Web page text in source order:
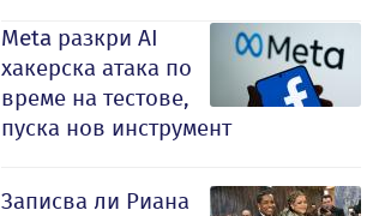
Meta разкри AI
хакерска атака по
време на тестове,
пуска нов инструмент
Записва ли Риана